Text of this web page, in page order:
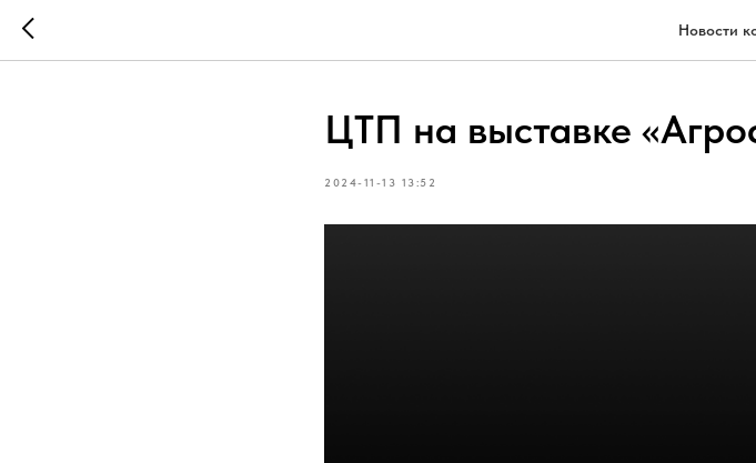
Новости
ЦТП на выставке
2024-11-13 13:52